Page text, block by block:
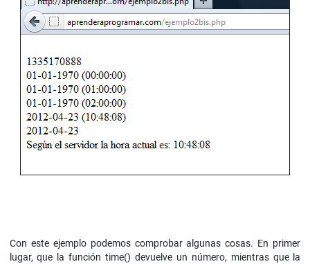
Con este ejemplo podemos comprobar algunas cosas. En primer
lugar, que la función time() devuelve un número, mientras que la